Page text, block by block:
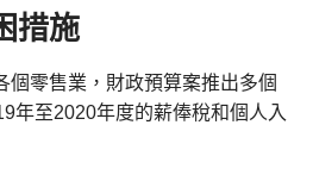
措施
個零售業，財政預算案推出多個
年至2020年度的薪俸稅和個人入